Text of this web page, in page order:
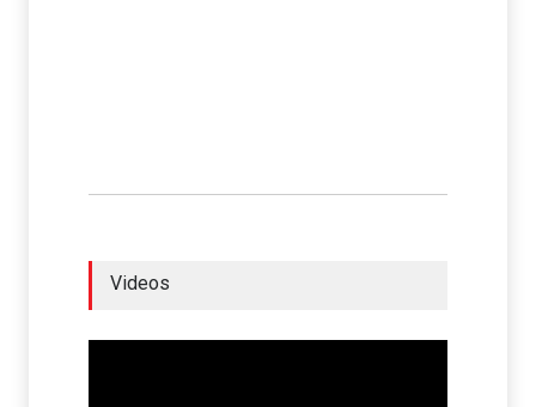
Videos